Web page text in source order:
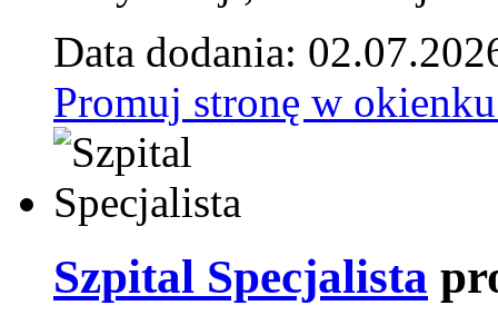
Data dodania:
Promuj stronę w
Szpital Specjalista